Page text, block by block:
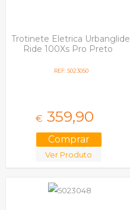
Trotinete Eletrica Urbanglide
Ride 100Xs Pro Preto
REF: 5023050
€ 359,90
Ver Produto